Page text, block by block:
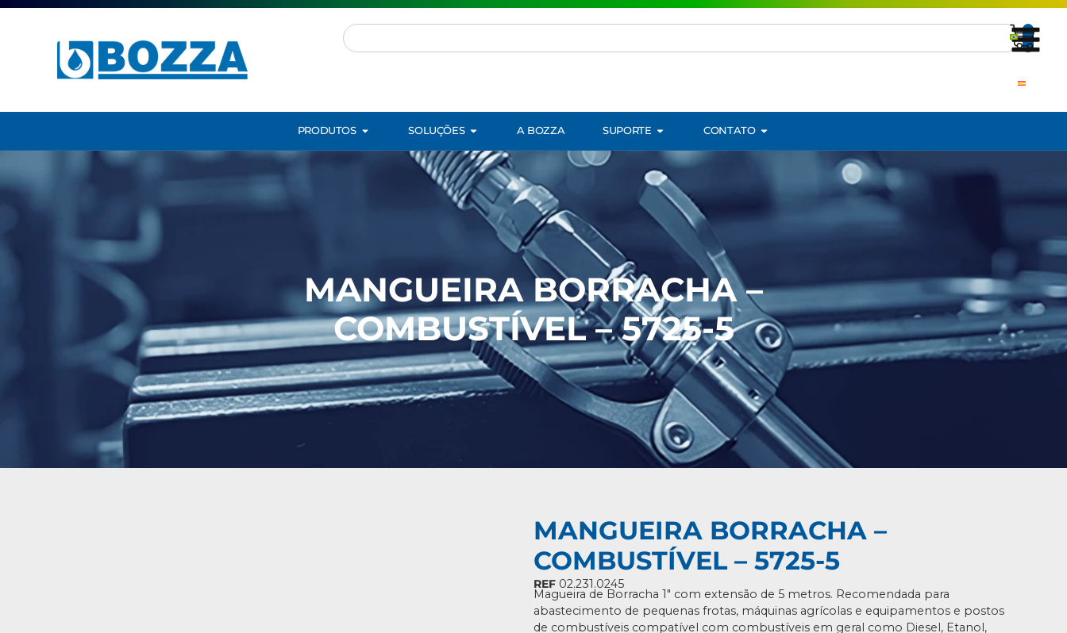
PRODUTOS SOLUÇÕES A BOZZA SUPORTE CONTATO
MANGUEIRA BORRACHA –
COMBUSTÍVEL – 5725-5
MANGUEIRA BORRACHA –
COMBUSTÍVEL – 5725-5
REF 02.231.0245
Magueira de Borracha 1″ com extensão de 5 metros. Recomendada para
abastecimento de pequenas frotas, máquinas agrícolas e equipamentos e postos
de combustíveis compatível com combustíveis em geral como Diesel, Etanol,